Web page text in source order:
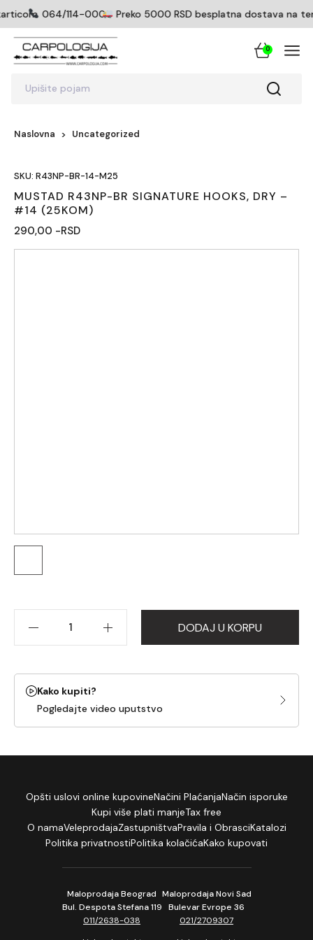
064/114-0005Preko 5000 RSD besplatna dostava na
Upišite pojam
0
Naslovna Uncategorized
SKU: R43NP-BR-14-M25
MUSTAD R43NP-BR SIGNATURE HOOKS, DRY –
#14 (25KOM)
290,00 -RSD
DODAJ U KORPU
Kako kupiti?
Pogledajte video uputstvo
Opšti uslovi online kupovineNačini PlaćanjaNačin isporuke
Kupi više plati manjeTax free
O namaVeleprodajaZastupništvaPravila i ObrasciKatalozi
Politika privatnostiPolitika kolačićaKako kupovati
Maloprodaja Beograd
Bul. Despota Stefana 119
011/2638-038
Maloprodaja Novi Sad
Bulevar Evrope 36
021/2709307